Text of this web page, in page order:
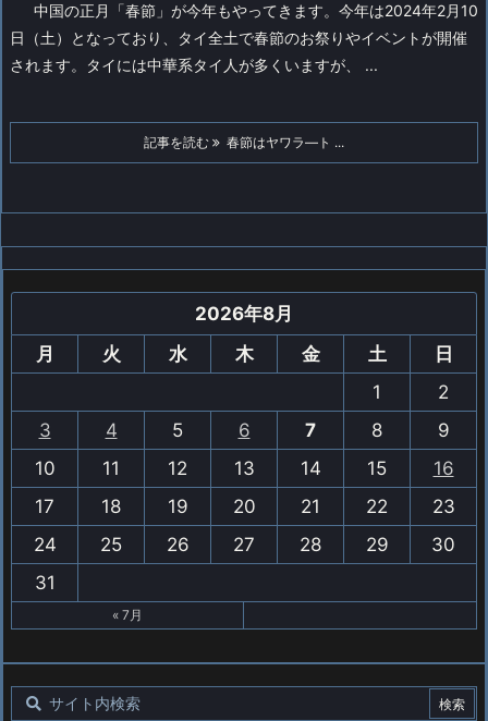
中国の正月「春節」が今年もやってきます。今年は2024年2月10
日（土）となっており、タイ全土で春節のお祭りやイベントが開催
されます。タイには中華系タイ人が多くいますが、 ...
記事を読む 春節はヤワラ―ト ...
2026年8月
月
火 水 木 金 土
日
1
2
3
4 5 6 7 8
9
10
11 12 13 14 15
16
17
18 19 20 21 22
23
24
25 26 27 28 29
30
31
« 7月